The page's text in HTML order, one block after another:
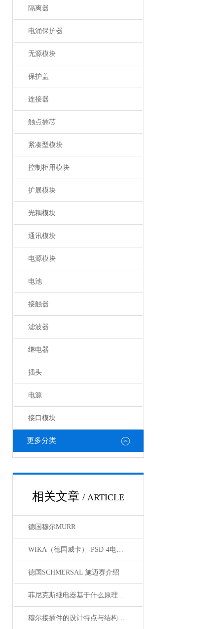
隔离器
电涌保护器
无源模块
保护盖
连接器
触点插芯
紧凑型模块
控制柜用模块
扩展模块
光耦模块
通讯模块
电源模块
电池
接触器
滤波器
继电器
插头
电源
接口模块
更多分类
相关文章 / ARTICLE
德国穆尔MURR
WIKA（德国威卡）-PSD-4电子压力开关
德国SCHMERSAL 施迈赛介绍
菲尼克斯继电器基于什么原理工作？
穆尔接插件的设计特点与结构优化